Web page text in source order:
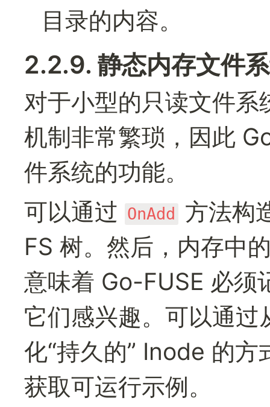
目录的内容。
2.2.9. 静态内存文件
对于小型的只读文件
机制非常繁琐，因此
件系统的功能。
可以通过 OnAdd
方法构
FS 树。然后，内存中
意味着 Go-FUSE 必须
它们感兴趣。可以通
化“持久的” Inode 的
获取可运行示例。